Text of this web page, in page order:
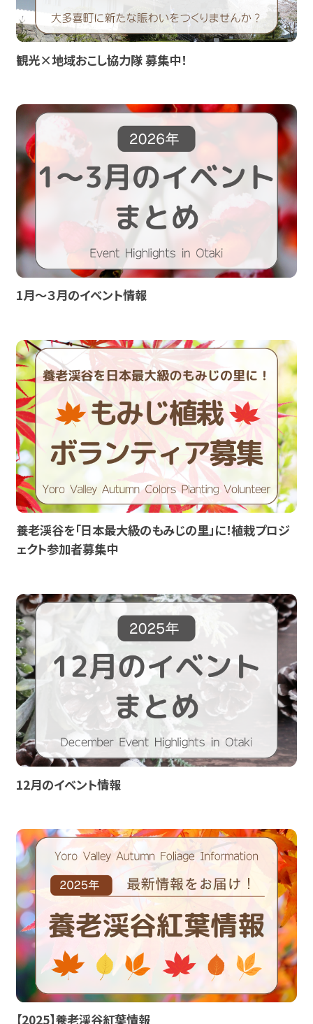
観光×地域おこし協力隊 募集中！
1月～３月のイベント情報
養老渓谷を「日本最大級のもみじの里」に！植栽プロジ
ェクト参加者募集中
12月のイベント情報
【2025】養老渓谷紅葉情報